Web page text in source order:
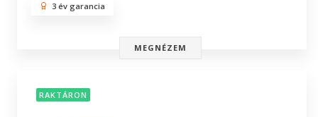
3 év garancia
MEGNÉZEM
RAKTÁRON